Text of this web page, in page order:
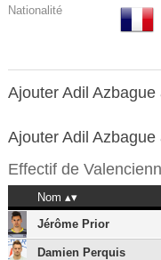
Nationalité
Ajouter Adil
Ajouter Adil Azbague
Effectif de
Nom
Jérôme Prior
Damien Perquis